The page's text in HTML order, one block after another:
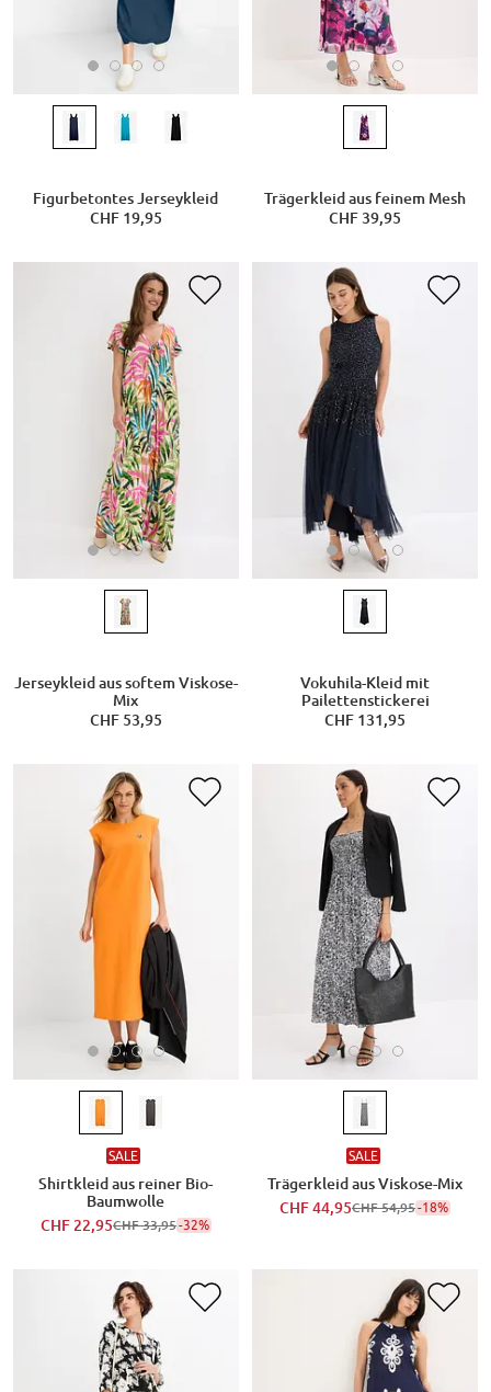
Figurbetontes Jerseykleid
CHF 19,95
Trägerkleid aus feinem Mesh
CHF 39,95
Jerseykleid aus softem Viskose-
Mix
CHF 53,95
Vokuhila-Kleid mit
Pailettenstickerei
CHF 131,95
SALE
Shirtkleid aus reiner Bio-
Baumwolle
CHF 22,95CHF 33,95-32%
SALE
Trägerkleid aus Viskose-Mix
CHF 44,95CHF 54,95-18%